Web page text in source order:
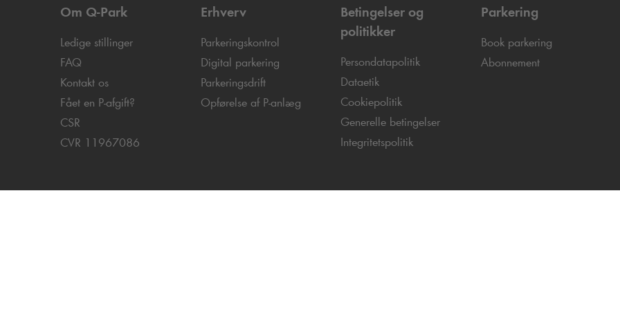
Om Q-Park
Ledige stillinger
FAQ
Kontakt os
Fået en P-afgift?
CSR
CVR 11967086
Erhverv
Parkeringskontrol
Digital parkering
Parkeringsdrift
Opførelse af P-anlæg
Betingelser og
politikker
Persondatapolitik
Dataetik
Cookiepolitik
Generelle betingelser
Integritetspolitik
Parkering
Book parkering
Abonnement